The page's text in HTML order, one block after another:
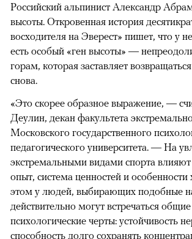
Российский альпинист Александр
высоты. Откровенная история
восходителя на Эверест» пишет, что у
есть особый «ген высоты» —
горам, которая заставляет
снова.
«Это скорее образное выражение, —
Деулин, декан факультета
Московского государственного
педагогического университета. — На
экстремальными видами спорта
опыт, система ценностей и особенности
этом у людей, выбирающих подобные
действительно могут встречаться общие
психологические черты: устойчивость
способность долго сохранять